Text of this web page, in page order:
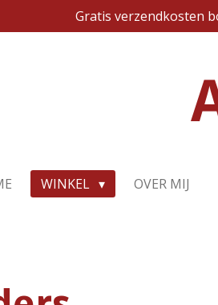
Gratis verzendkosten
WINKEL OVER MIJ